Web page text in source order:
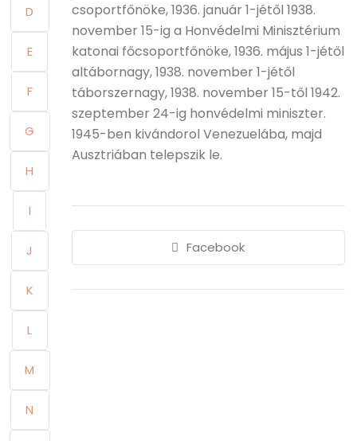
D
E
F
G
H
I
J
K
L
M
N
csoportfőnöke, 1936. január 1-jétől 1938.
november 15-ig a Honvédelmi Minisztérium
katonai főcsoportfőnöke, 1936. május 1-jétől
altábornagy, 1938. november 1-jétől
táborszernagy, 1938. november 15-től 1942.
szeptember 24-ig honvédelmi miniszter.
1945-ben kivándorol Venezuelába, majd
Ausztriában telepszik le.
Facebook